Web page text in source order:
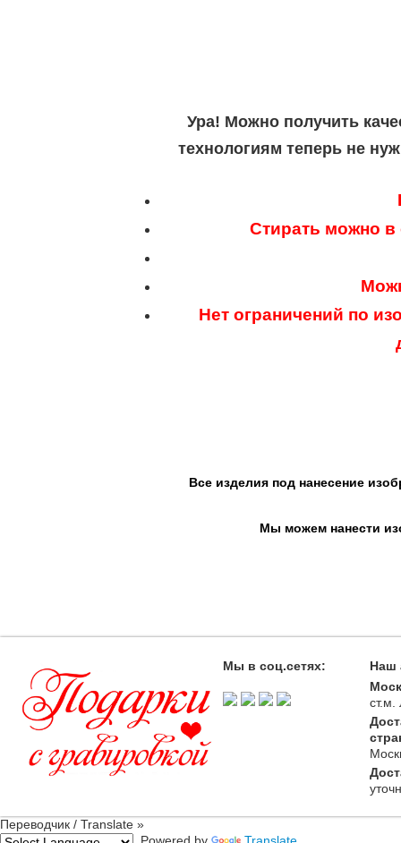
Ура! Можно получить
технологиям теперь не
Стирать можно в
Нет ограничений по
Все изделия под нанесение
Мы можем нанести
Мы в соц.сетях:
Наш
ст.м.
Переводчик / Translate »